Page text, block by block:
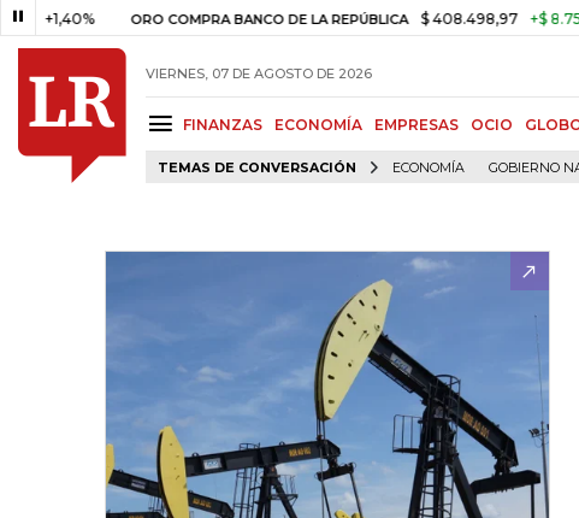
ORO COMPRA BANCO DE LA REPÚBLICA $ 408.498,97 +$ 8.753,81
VIERNES, 07 DE AGOSTO DE 2026
FINANZAS ECONOMÍA EMPRESAS OCIO
TEMAS DE CONVERSACIÓN ECONOMÍA GOBIERNO